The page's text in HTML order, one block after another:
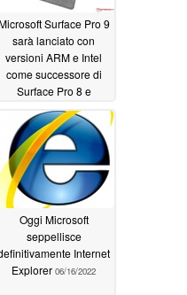
Microsoft Surface Pro 9
sarà lanciato con
versioni ARM e Intel
come successore di
Surface Pro 8 e
Surface Pro X08/31/2022
Oggi Microsoft
seppellisce
Internet
Explorer 06/16/2022